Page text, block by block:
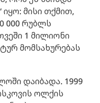
მისი თქმით,
000 რუბლს
1 მილიონი
მომსახურებას
დაიბადა. 1999
ოლქის